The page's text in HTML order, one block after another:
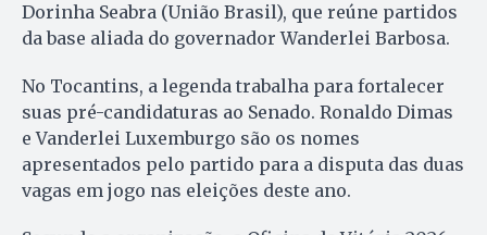
Dorinha Seabra (União Brasil), que reúne partidos
da base aliada do governador Wanderlei Barbosa.
No Tocantins, a legenda trabalha para fortalecer
suas pré-candidaturas ao Senado. Ronaldo Dimas
e Vanderlei Luxemburgo são os nomes
apresentados pelo partido para a disputa das duas
vagas em jogo nas eleições deste ano.